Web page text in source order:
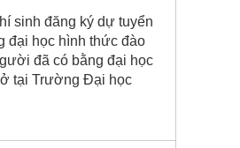
sinh đăng ký dự tuyển
đại học hình thức đào
đã có bằng đại học
tại Trường Đại học